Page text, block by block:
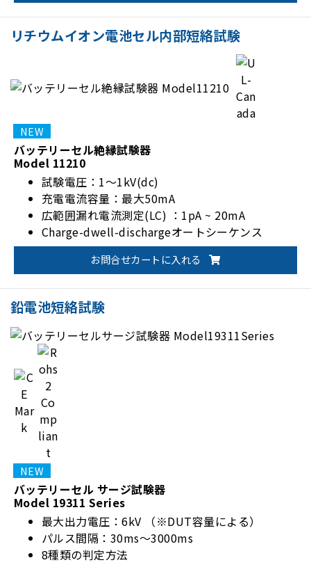
リチウムイオン電池セル内部短絡試験
バッテリーセル絶縁試験器
Model 11210
試験電圧：1～1kV(dc)
充電電流容量：最大50mA
広範囲漏れ電流測定(LC) ：1pA ~ 20mA
Charge-dwell-dischargeオートシーケンス
お問合せカートに入れる
鉛電池短絡試験
バッテリーセル サージ試験器
Model 19311 Series
最大出力電圧：6kV （※DUT容量による）
パルス間隔：30ms～3000ms
8種類の判定方法